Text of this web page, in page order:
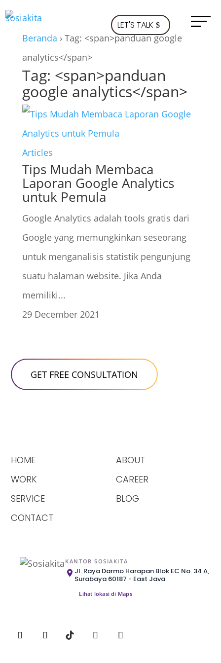
LET'S TALK
Beranda › Tag: <span>panduan google
analytics</span>
Tag: <span>panduan
google analytics</span>
Articles
Tips Mudah Membaca
Laporan Google Analytics
untuk Pemula
Google Analytics adalah tools gratis dari
Google yang memungkinkan seseorang
untuk menganalisis statistik pengunjung
suatu halaman website. Jika Anda
memiliki...
29 December 2021
HOME
WORK
SERVICE
CONTACT
ABOUT
CAREER
BLOG
KANTOR SOSIAKITA
Jl. Raya Darmo Harapan Blok EC No. 34 A,
Surabaya 60187 - East Java
Lihat lokasi di Maps